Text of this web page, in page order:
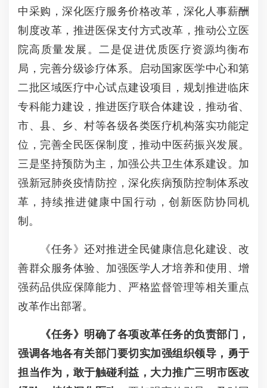
中采购，深化医疗服务价格改革，深化人事薪酬
制度改革，推进医保支付方式改革，推动公立医
院高质量发展。 二是促进优质医疗资源均衡布
局，完善分级诊疗体系。启动国家医学中心和第
二批区域医疗中心试点建设项目，规划推进临床
专科能力建设，推进医疗联合体建设，推动省、
市、县、乡、村等各级各类医疗机构落实功能定
位，完善全民医保制度，推动中医药振兴发展。
三是坚持预防为主，加强公共卫生体系建设。加
强新冠肺炎疫情防控，深化疾病预防控制体系改
革，持续推进健康中国行动，创新医防协同机
制。
《任务》还对推进全民健康信息化建设、改
善群众服务体验、加强医学人才培养和使用、增
强药品供应保障能力、严格监督管理等相关重点
改革作出部署。
《任务》明确了各项改革任务的负责部门，
强调各地各有关部门要切实加强组织领导，勇于
担当作为，敢于触碰利益，大力推广三明市医改